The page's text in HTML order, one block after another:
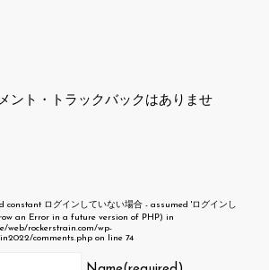
ント・トラックバックはありませ
constant ログインしていない場合 - assumed 'ログインし
an Error in a future version of PHP) in
web/rockerstrain.com/wp-
comments.php on line74